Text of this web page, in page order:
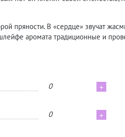
пряности. В «сердце» звучат
аромата традиционные и
0 +
0 +